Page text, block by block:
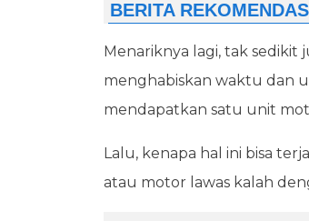
Menariknya lagi, tak
menghabiskan waktu dan
mendapatkan satu unit
Lalu, kenapa hal ini bisa
atau motor lawas kalah